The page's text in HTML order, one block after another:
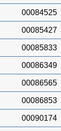
00084525
00085427
00085833
00086349
00086565
00086853
00090174